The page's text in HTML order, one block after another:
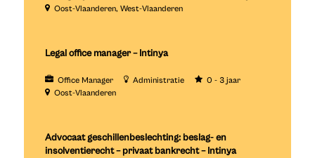
Oost-Vlaanderen West-Vlaanderen
Legal office manager – Intinya
Office Manager Administratie
0 - 3 jaar
Oost-Vlaanderen
Advocaat geschillenbeslechting: beslag- en
insolventierecht – privaat bankrecht – Intinya